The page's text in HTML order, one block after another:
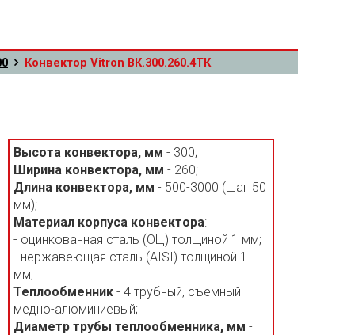
Конвектор Vitron ВК.300.260.4ТК
Высота конвектора, мм - 300;
Ширина конвектора, мм - 260;
Длина конвектора, мм - 500-3000 (шаг 50
мм);
Материал корпуса конвектора:
- оцинкованная сталь (ОЦ) толщиной 1 мм;
- нержавеющая сталь (AISI) толщиной 1
мм;
Теплообменник - 4 трубный, съёмный
медно-алюминиевый;
Диаметр трубы теплообменника, мм -